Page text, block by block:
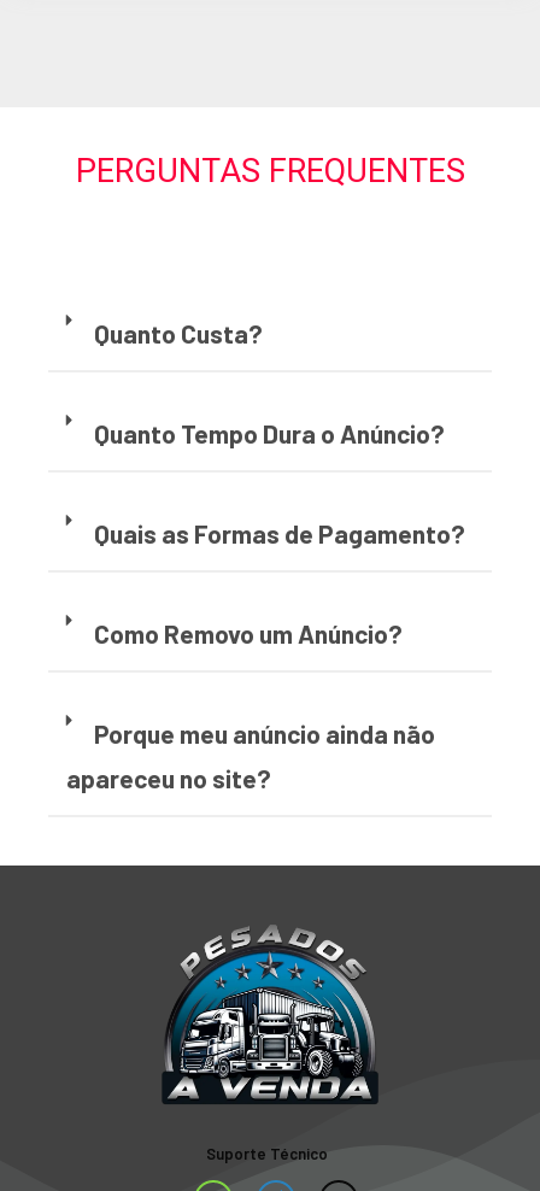
PERGUNTAS FREQUENTES
Quanto Custa?
Quanto Tempo Dura o Anúncio?
Quais as Formas de Pagamento?
Como Removo um Anúncio?
Porque meu anúncio ainda não
apareceu no site?
Suporte Técnico